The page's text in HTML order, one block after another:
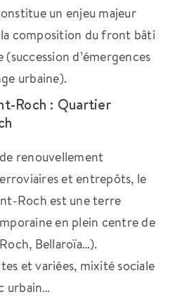
un enjeu majeur
la composition du front bâti
d’émergences
urbaine).
Roch : Quartier
renouvellement
et entrepôts, le
Roch est une terre
en plein centre de
Bellaroïa…).
et variées, mixité sociale
urbain…